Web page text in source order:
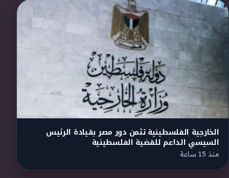
الخارجية الفلسطينية تثمن دور مصر بقيادة الرئيس
السيسي الداعم للقضية الفلسطينية
منذ 15 ساعة